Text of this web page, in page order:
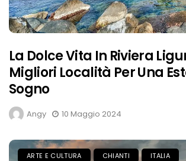
La Dolce Vita In Riviera
Migliori Località Per Una
Sogno
Angy 10 Maggio 2024
ARTE E CULTURA CHIANTI ITALIA